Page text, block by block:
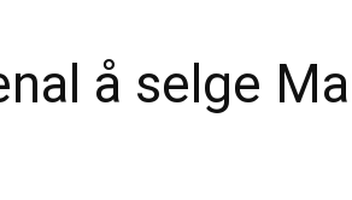
å selge